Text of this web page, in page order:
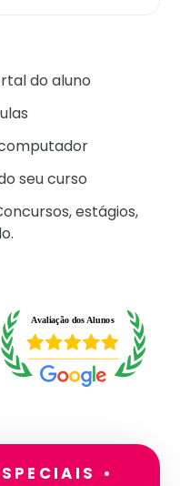
do aluno
seu curso
oncursos, estágios,
•